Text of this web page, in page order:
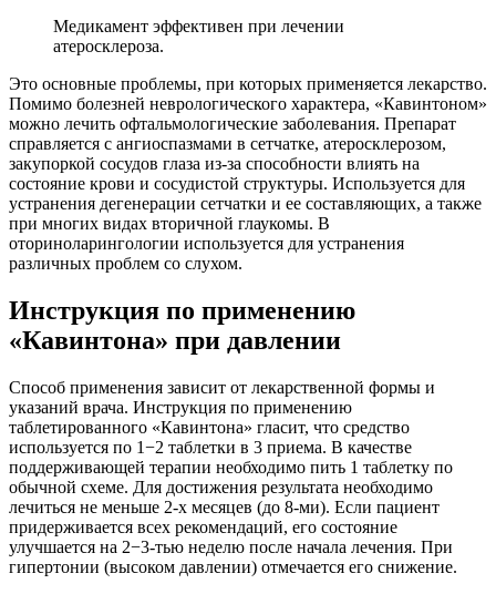
Медикамент эффективен при лечении
атеросклероза.
Это основные проблемы, при которых применяется лекарство.
Помимо болезней неврологического характера, «Кавинтоном»
можно лечить офтальмологические заболевания. Препарат
справляется с ангиоспазмами в сетчатке, атеросклерозом,
закупоркой сосудов глаза из-за способности влиять на
состояние крови и сосудистой структуры. Используется для
устранения дегенерации сетчатки и ее составляющих, а также
при многих видах вторичной глаукомы. В
оториноларингологии используется для устранения
различных проблем со слухом.
Инструкция по применению
«Кавинтона» при давлении
Способ применения зависит от лекарственной формы и
указаний врача. Инструкция по применению
таблетированного «Кавинтона» гласит, что средство
используется по 1−2 таблетки в 3 приема. В качестве
поддерживающей терапии необходимо пить 1 таблетку по
обычной схеме. Для достижения результата необходимо
лечиться не меньше 2-х месяцев (до 8-ми). Если пациент
придерживается всех рекомендаций, его состояние
улучшается на 2−3-тью неделю после начала лечения. При
гипертонии (высоком давлении) отмечается его снижение.